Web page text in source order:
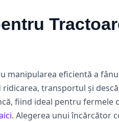
eficientă a
transportul și
fiind ideal pentru fermele
. Alegerea unui încărcător